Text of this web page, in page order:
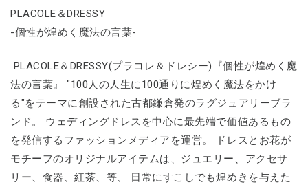
PLACOLE＆DRESSY
-個性が煌めく魔法の言葉-
PLACOLE＆DRESSY(プラコレ＆ドレシー)『個性が煌めく魔
法の言葉』 "100人の人生に100通りに煌めく魔法をかけ
る"をテーマに創設された古都鎌倉発のラグジュアリーブラ
ンド。 ウェディングドレスを中心に最先端で価値あるもの
を発信するファッションメディアを運営。 ドレスとお花が
モチーフのオリジナルアイテムは、ジュエリー、アクセサ
リー、食器、紅茶、等、 日常にすこしでも煌めきを与えた